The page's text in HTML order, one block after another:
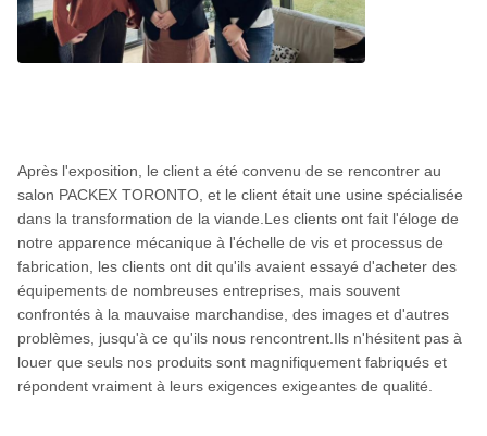
Après l'exposition, le client a été convenu de se rencontrer au
salon PACKEX TORONTO, et le client était une usine spécialisée
dans la transformation de la viande.Les clients ont fait l'éloge de
notre apparence mécanique à l'échelle de vis et processus de
fabrication, les clients ont dit qu'ils avaient essayé d'acheter des
équipements de nombreuses entreprises, mais souvent
confrontés à la mauvaise marchandise, des images et d'autres
problèmes, jusqu'à ce qu'ils nous rencontrent.Ils n'hésitent pas à
louer que seuls nos produits sont magnifiquement fabriqués et
répondent vraiment à leurs exigences exigeantes de qualité.